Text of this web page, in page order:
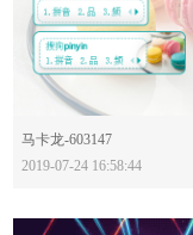
马卡龙-603147
2019-07-24 16:58:44